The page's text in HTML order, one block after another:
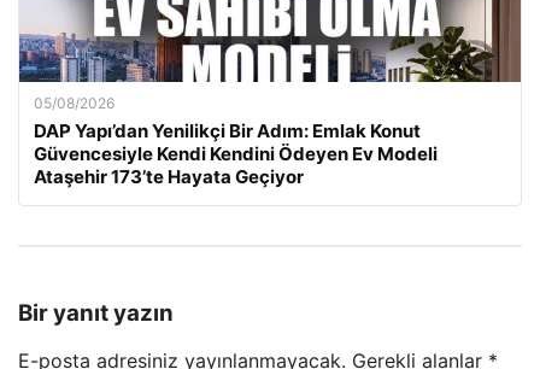
05/08/2026
DAP Yapı’dan Yenilikçi Bir Adım: Emlak Konut
Güvencesiyle Kendi Kendini Ödeyen Ev Modeli
Ataşehir 173’te Hayata Geçiyor
Bir yanıt yazın
E-posta adresiniz yayınlanmayacak. Gerekli alanlar *